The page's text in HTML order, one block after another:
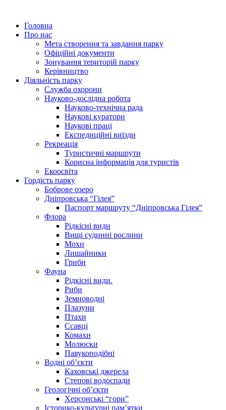
Головна
Про нас
Мета створення та завдання парку
Офіційні документи
Зонування територій парку
Керівництво
Діяльність парку
Служба охорони
Науково-дослідна робота
Науково-технічна рада
Наукові куратори
Наукові праці
Експедиційні виїзди
Рекреація
Туристичні маршрути
Корисна інформація для туристів
Екоосвіта
Гордість парку
Боброве озеро
Дніпровська “Гілея”
Паспорт маршруту “Дніпровська Гілея”
Флора
Рідкісні види
Вищі судинні рослини
Мохи
Лишайники
Гриби
Фауна
Рідкісні види.
Риби
Земноводні
Плазуни
Птахи
Ссавці
Комахи
Молюски
Павукоподібні
Водні об’єкти
Каховські джерела
Степові водоспади
Геологічні об’єкти
Херсонські “гори”
Історико-культурні пам’ятки